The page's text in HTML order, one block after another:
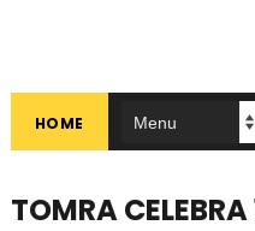
HOME
TOMRA